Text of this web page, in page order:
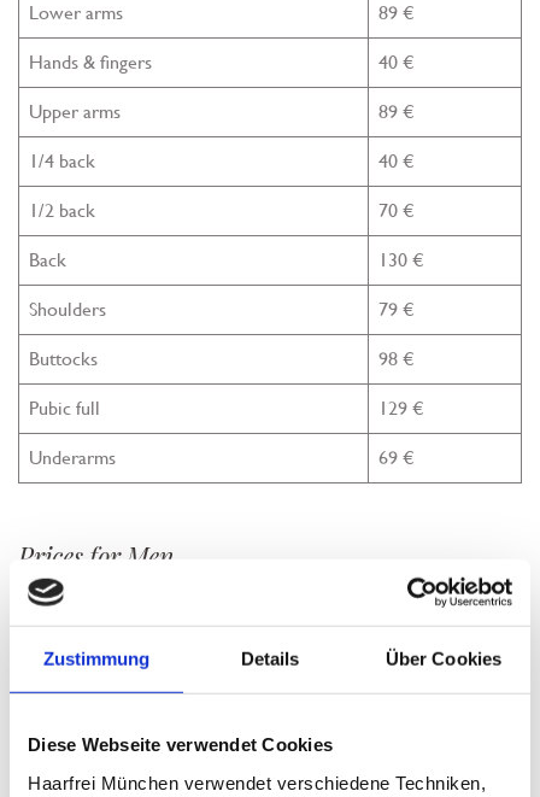
Zustimmung Details Über Cookies
Diese Webseite verwendet Cookies
Haarfrei München verwendet verschiedene Techniken,
Lower arms 89 €
Hands & fingers 40 €
Upper arms 89 €
1/4 back 40 €
1/2 back 70 €
Back 130 €
Shoulders 79 €
Buttocks 98 €
Pubic full 129 €
Underarms 69 €
Prices for Men
Lip